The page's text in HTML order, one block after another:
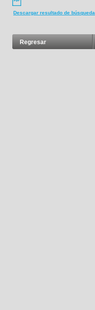
Descargar resultado de búsqueda
Regresar